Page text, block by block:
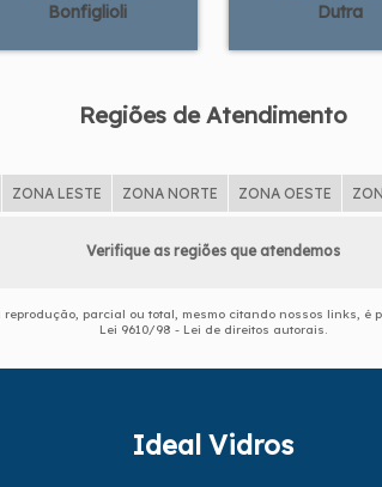
Bonfiglioli
Dutra
Regiões de Atendimento
ZONA LESTE ZONA NORTE ZONA OESTE
Verifique as regiões que atendemos
parcial ou total, mesmo citando nossos links,
Lei 9610/98 - Lei de direitos autorais.
Ideal Vidros